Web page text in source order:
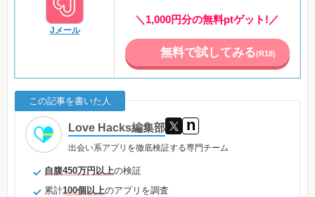
Jメール
＼1,000円分の無料ptゲット!／
無料で試してみる(R18)
この記事を書いた人
Love Hacks編集部 n
出会い系アプリを徹底検証する専門チーム
自腹450万円以上の検証
累計100個以上のアプリを調査